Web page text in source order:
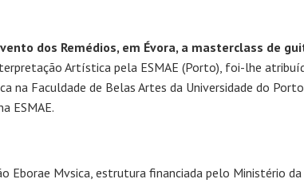
dos Remédios, em Évora, a masterclass de
Artística pela ESMAE (Porto), foi-lhe
na Faculdade de Belas Artes da Universidade do
ESMAE.
Eborae Mvsica, estrutura financiada pelo Ministério